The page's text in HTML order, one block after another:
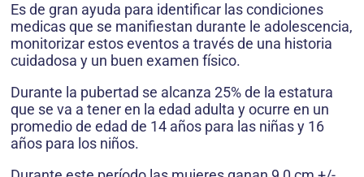
Es de gran ayuda para identificar las condiciones
medicas que se manifiestan durante le adolescencia,
monitorizar estos eventos a través de una historia
cuidadosa y un buen examen físico.
Durante la pubertad se alcanza 25% de la estatura
que se va a tener en la edad adulta y ocurre en un
promedio de edad de 14 años para las niñas y 16
años para los niños.